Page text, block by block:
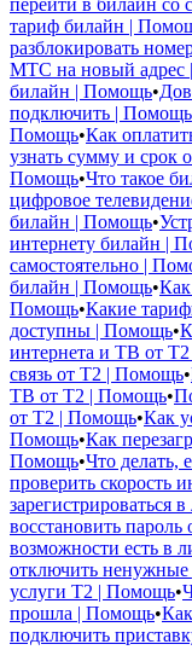
тариф билайн |
разблокировать
МТС на новый адрес
билайн | Помощь•
подключить | Помощь
Помощь•Как
узнать сумму и срок
Помощь•Что такое
цифровое
билайн | Помощь•
интернету билайн |
самостоятельно |
билайн | Помощь•
Помощь•Какие
доступны | Помощь•
интернета и ТВ от
связь от T2 | Помощь•
ТВ от T2 | Помощь•
от T2 | Помощь•Как
Помощь•Как
Помощь•Что делать,
проверить скорость
зарегистрироваться
восстановить
возможности есть в
отключить
услуги T2 | Помощь•
прошла | Помощь•
подключить